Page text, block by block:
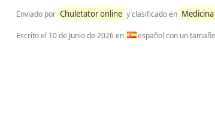
Enviado por Chuletator online y clasificado en
Escrito el 10 de Junio de 2026en español con un